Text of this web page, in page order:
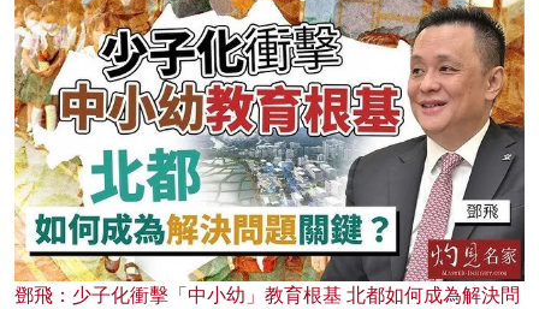
鄧飛：少子化衝擊「中小幼」教育根基 北都如何成為解決問